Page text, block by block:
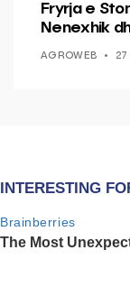
Fryrja e
Nenexhik
AGROWEB 27